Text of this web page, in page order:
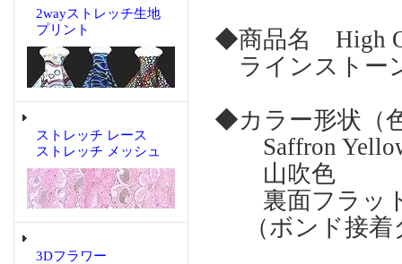
2wayストレッチ生地
プリント
ストレッチ レース
ストレッチ メッシュ
3Dフラワー
◆商品名 High
ラインストー
◆カラー形状（
Saffron
山吹色
裏面フラット
（ボンド接着